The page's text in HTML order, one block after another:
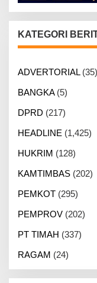
KATEGORI
ADVERTORIAL(35)
BANGKA(5)
DPRD (217)
HEADLINE (1,425)
HUKRIM (128)
KAMTIMBAS (202)
PEMKOT (295)
PEMPROV (202)
PT TIMAH (337)
RAGAM (24)